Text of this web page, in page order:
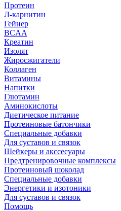
Протеин
Л-карнитин
Гейнер
BCAA
Креатин
Изолят
Жиросжигатели
Коллаген
Витамины
Напитки
Глютамин
Аминокислоты
Диетическое питание
Протеиновые батончики
Специальные добавки
Для суставов и связок
Шейкеры и акссесуары
Предтренировочные комплексы
Протеиновый шоколад
Специальные добавки
Энергетики и изотоники
Для суставов и связок
Помощь